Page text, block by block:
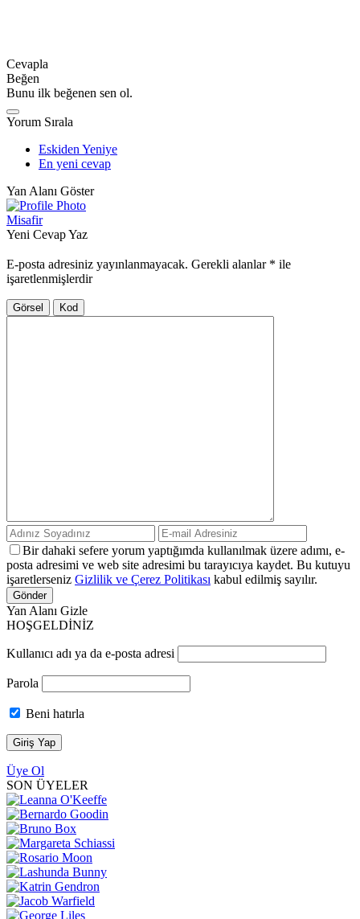
Cevapla
Beğen
Bunu ilk beğenen sen ol.
Yorum Sırala
Eskiden Yeniye
En yeni cevap
Yan Alanı Göster
Misafir
Yeni Cevap Yaz
E-posta adresiniz yayınlanmayacak. Gerekli alanlar * ile
işaretlenmişlerdir
Görsel Kod
Bir dahaki sefere yorum yaptığımda kullanılmak üzere adımı, e-
posta adresimi ve web site adresimi bu tarayıcıya kaydet. Bu kutuyu
işaretlerseniz Gizlilik ve Çerez Politikası kabul edilmiş sayılır.
Yan Alanı Gizle
HOŞGELDİNİZ
Kullanıcı adı ya da e-posta adresi
Parola
Beni hatırla
Üye Ol
SON ÜYELER